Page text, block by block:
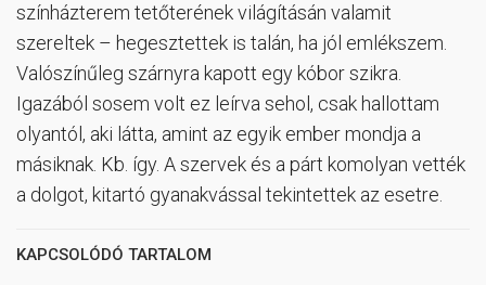
színházterem tetőterének világításán valamit
szereltek – hegesztettek is talán, ha jól emlékszem.
Valószínűleg szárnyra kapott egy kóbor szikra.
Igazából sosem volt ez leírva sehol, csak hallottam
olyantól, aki látta, amint az egyik ember mondja a
másiknak. Kb. így. A szervek és a párt komolyan vették
a dolgot, kitartó gyanakvással tekintettek az esetre.
KAPCSOLÓDÓ TARTALOM